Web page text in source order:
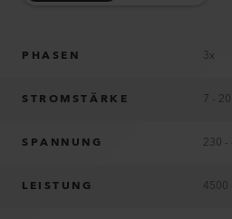
PHASEN 3x
STROMSTÄRKE 7 -
SPANNUNG 230 -
LEISTUNG 4500